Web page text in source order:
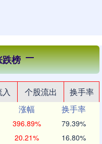
榜
个股流出
换手率
涨幅
换手率
396.89% 79.39%
20.21% 16.80%